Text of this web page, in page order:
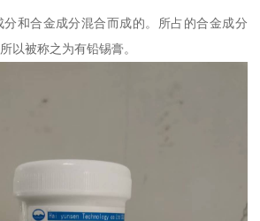
和合金成分混合而成的。所占的合金成分
以被称之为有铅锡膏。